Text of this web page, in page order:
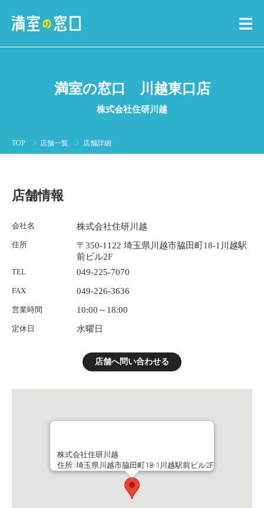
満室の窓口 川越東口店
株式会社住研川越
TOP 店舗一覧 店舗詳細
店舗情報
会社名 株式会社住研川越
住所
〒350-1122 埼玉県川越市脇田町18-1川越駅
前ビル2F
TEL 049-225-7070
FAX 049-226-3636
営業時間 10:00～18:00
定休日 水曜日
店舗へ問い合わせる
株式会社住研川越
住所: 埼玉県川越市脇田町18-1川越駅前ビル2F